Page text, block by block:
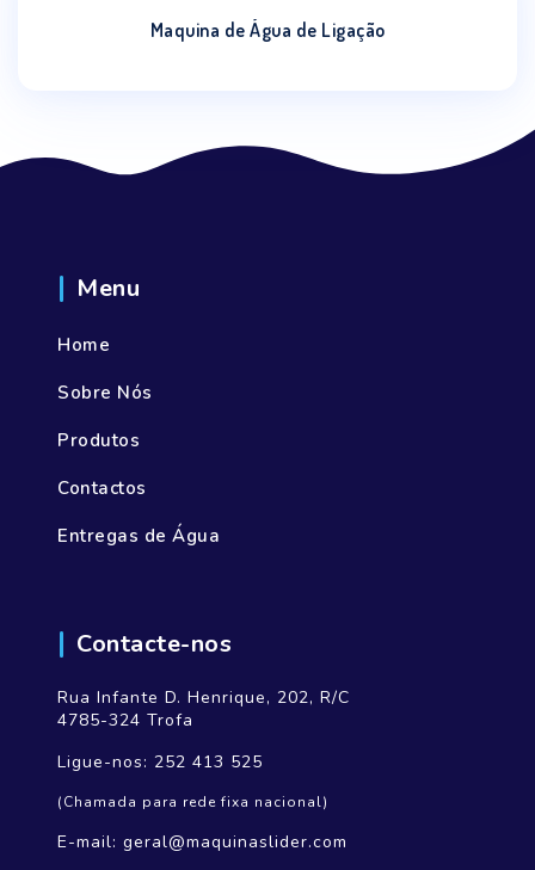
Maquina de Água de Ligação
Menu
Home
Sobre Nós
Produtos
Contactos
Entregas de Água
Contacte-nos
Rua Infante D. Henrique, 202, R/C
4785-324 Trofa
Ligue-nos: 252 413 525
(Chamada para rede fixa nacional)
E-mail: geral@maquinaslider.com